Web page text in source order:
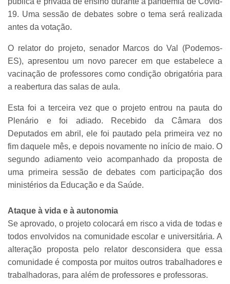
19. Uma sessão de debates sobre o tema será realizada
antes da votação.
O relator do projeto, senador Marcos do Val (Podemos-
ES), apresentou um novo parecer em que estabelece a
vacinação de professores como condição obrigatória para
a reabertura das salas de aula.
Esta foi a terceira vez que o projeto entrou na pauta do
Plenário e foi adiado. Recebido da Câmara dos
Deputados em abril, ele foi pautado pela primeira vez no
fim daquele mês, e depois novamente no início de maio. O
segundo adiamento veio acompanhado da proposta de
uma primeira sessão de debates com participação dos
ministérios da Educação e da Saúde.
Ataque à vida e à autonomia
Se aprovado, o projeto colocará em risco a vida de todas e
todos envolvidos na comunidade escolar e universitária. A
alteração proposta pelo relator desconsidera que essa
comunidade é composta por muitos outros trabalhadores e
trabalhadoras, para além de professores e professoras.